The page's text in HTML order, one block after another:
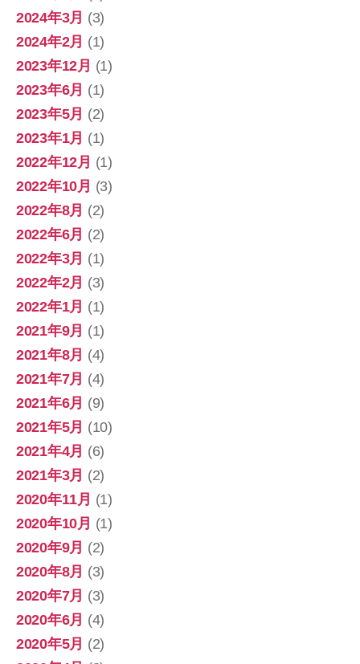
2024年3月 (3)
2024年2月 (1)
2023年12月 (1)
2023年6月 (1)
2023年5月 (2)
2023年1月 (1)
2022年12月 (1)
2022年10月 (3)
2022年8月 (2)
2022年6月 (2)
2022年3月 (1)
2022年2月 (3)
2022年1月 (1)
2021年9月 (1)
2021年8月 (4)
2021年7月 (4)
2021年6月 (9)
2021年5月 (10)
2021年4月 (6)
2021年3月 (2)
2020年11月 (1)
2020年10月 (1)
2020年9月 (2)
2020年8月 (3)
2020年7月 (3)
2020年6月 (4)
2020年5月 (2)